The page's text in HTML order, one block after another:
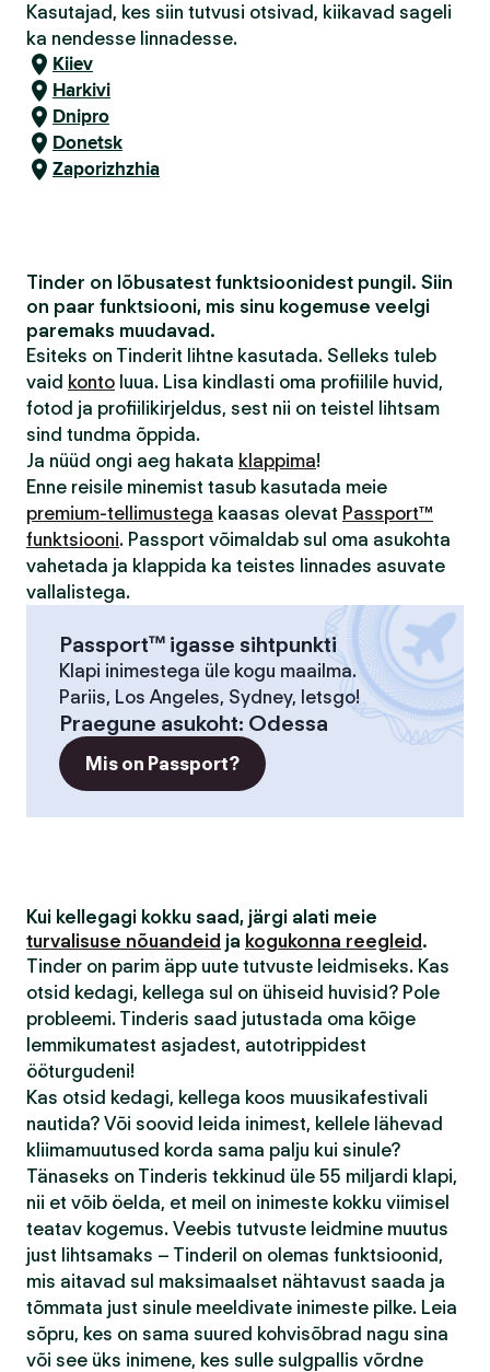
Kasutajad, kes siin tutvusi otsivad, kiikavad sageli
ka nendesse linnadesse.
Kiiev
Harkivi
Dnipro
Donetsk
Zaporizhzhia
Tinder on lõbusatest funktsioonidest pungil. Siin
on paar funktsiooni, mis sinu kogemuse veelgi
paremaks muudavad.
Esiteks on Tinderit lihtne kasutada. Selleks tuleb
vaid konto luua. Lisa kindlasti oma profiilile huvid,
fotod ja profiilikirjeldus, sest nii on teistel lihtsam
sind tundma õppida.
Ja nüüd ongi aeg hakata klappima!
Enne reisile minemist tasub kasutada meie
premium-tellimustega kaasas olevat Passport™
funktsiooni. Passport võimaldab sul oma asukohta
vahetada ja klappida ka teistes linnades asuvate
vallalistega.
Passport™ igasse sihtpunkti
Klapi inimestega üle kogu maailma.
Pariis, Los Angeles, Sydney, letsgo!
Praegune asukoht: Odessa
Mis on Passport?
Kui kellegagi kokku saad, järgi alati meie
turvalisuse nõuandeid ja kogukonna reegleid .
Tinder on parim äpp uute tutvuste leidmiseks. Kas
otsid kedagi, kellega sul on ühiseid huvisid? Pole
probleemi. Tinderis saad jutustada oma kõige
lemmikumatest asjadest, autotrippidest
ööturgudeni!
Kas otsid kedagi, kellega koos muusikafestivali
nautida? Või soovid leida inimest, kellele lähevad
kliimamuutused korda sama palju kui sinule?
Tänaseks on Tinderis tekkinud üle 55 miljardi klapi,
nii et võib öelda, et meil on inimeste kokku viimisel
teatav kogemus. Veebis tutvuste leidmine muutus
just lihtsamaks – Tinderil on olemas funktsioonid,
mis aitavad sul maksimaalset nähtavust saada ja
tõmmata just sinule meeldivate inimeste pilke. Leia
sõpru, kes on sama suured kohvisõbrad nagu sina
või see üks inimene, kes sulle sulgpallis võrdne